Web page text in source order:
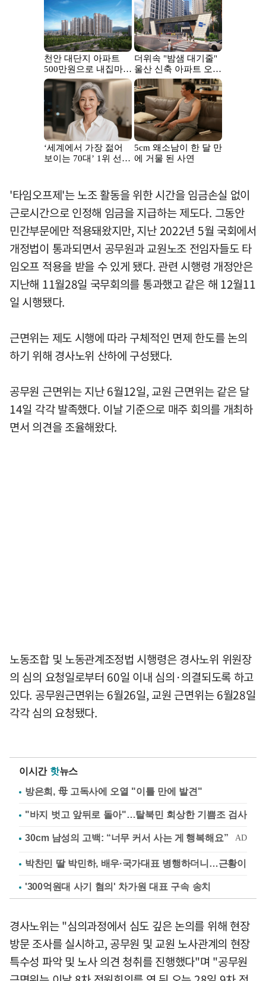
'타임오프제'는 노조 활동을 위한 시간을 임금손실 없이
근로시간으로 인정해 임금을 지급하는 제도다. 그동안
민간부문에만 적용돼왔지만, 지난 2022년 5월 국회에서
개정법이 통과되면서 공무원과 교원노조 전임자들도 타
임오프 적용을 받을 수 있게 됐다. 관련 시행령 개정안은
지난해 11월28일 국무회의를 통과했고 같은 해 12월11
일 시행됐다.
근면위는 제도 시행에 따라 구체적인 면제 한도를 논의
하기 위해 경사노위 산하에 구성됐다.
공무원 근면위는 지난 6월12일, 교원 근면위는 같은 달
14일 각각 발족했다. 이날 기준으로 매주 회의를 개최하
면서 의견을 조율해왔다.
노동조합 및 노동관계조정법 시행령은 경사노위 위원장
의 심의 요청일로부터 60일 이내 심의·의결되도록 하고
있다. 공무원근면위는 6월26일, 교원 근면위는 6월28일
각각 심의 요청됐다.
이시간 핫뉴스
방은희, 母 고독사에 오열 "이틀 만에 발견"
"바지 벗고 앞뒤로 돌아"…탈북민 회상한 기쁨조 검사
박찬민 딸 박민하, 배우·국가대표 병행하더니…근황이
'300억원대 사기 혐의' 차가원 대표 구속 송치
경사노위는 "심의과정에서 심도 깊은 논의를 위해 현장
방문 조사를 실시하고, 공무원 및 교원 노사관계의 현장
특수성 파악 및 노사 의견 청취를 진행했다"며 "공무원